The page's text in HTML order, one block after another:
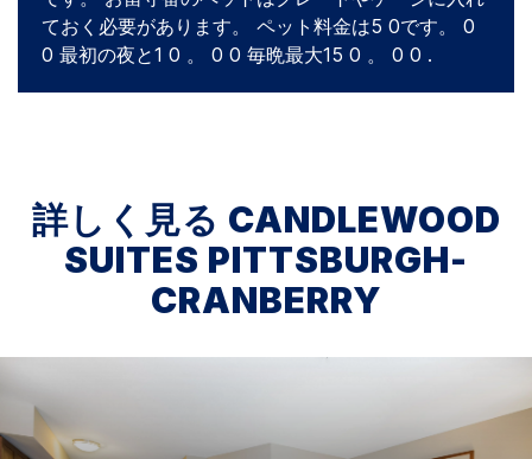
ておく必要があります。 ペット料金は5 0です。 0
0 最初の夜と1 0 。 0 0 毎晩最大15 0 。 0 0 .
詳しく見る CANDLEWOOD
SUITES PITTSBURGH-
CRANBERRY